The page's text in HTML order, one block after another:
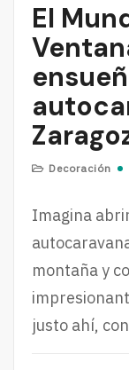
El
Decoración
Imagina
montaña y
justo ahí,